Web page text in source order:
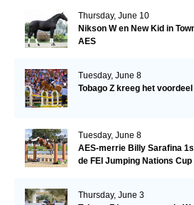
Thursday, June 10
Nikson W en New Kid in
AES
Tuesday, June 8
Tobago Z kreeg het
Tuesday, June 8
AES-merrie Billy Sarafina
de FEI Jumping Nations Cup
Thursday, June 3